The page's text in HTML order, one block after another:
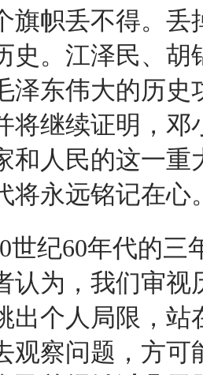
旗帜丢不得。
史。江泽民、
泽东伟大的历
将继续证明，
和人民的这一
将永远铭记在心
世纪60年代的三
认为，我们审
出个人局限，
观察问题，方